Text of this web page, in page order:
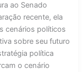
ao Senado
recente, ela
cenários políticos
sobre seu futuro
política
o cenário